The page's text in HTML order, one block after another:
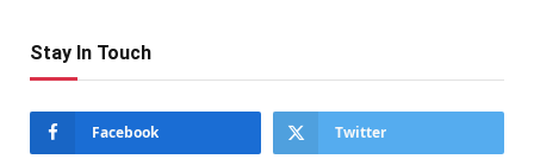
Stay In Touch
Facebook Twitter